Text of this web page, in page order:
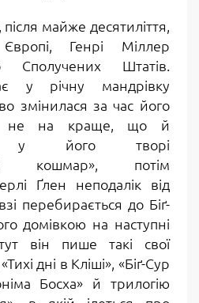
майже десятиліття,
Генрі Міллер
Сполучених Штатів.
у річну мандрівку
змінилася за час його
не на краще, що й
у його творі
кошмар», потім
Ґлен неподалік від
перебирається до Біґ-
домівкою на наступні
він пише такі свої
дні в Кліші», «Біґ-Сур
Босха» й трилогію